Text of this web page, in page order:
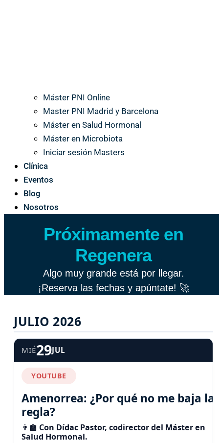
Máster PNI Online
Master PNI Madrid y Barcelona
Máster en Salud Hormonal
Máster en Microbiota
Iniciar sesión Masters
Clínica
Eventos
Blog
Nosotros
Próximamente en
Regenera
Algo muy grande está por llegar.
¡Reserva las fechas y apúntate! 🚀
JULIO 2026
MIÉ29JUL
YOUTUBE
Amenorrea: ¿Por qué no me baja la
regla?
👨‍🏫 Con Dídac Pastor, codirector del Máster en
Salud Hormonal.